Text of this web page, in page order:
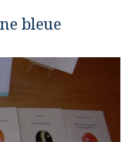
bleue